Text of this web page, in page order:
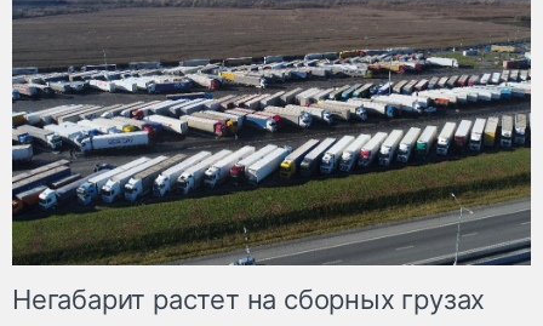
Негабарит растет на сборных грузах